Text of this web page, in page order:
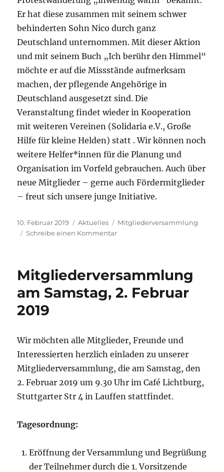
Er hat diese zusammen mit seinem schwer
behinderten Sohn Nico durch ganz
Deutschland unternommen. Mit dieser Aktion
und mit seinem Buch „Ich berühr den Himmel“
möchte er auf die Missstände aufmerksam
machen, der pflegende Angehörige in
Deutschland ausgesetzt sind. Die
Veranstaltung findet wieder in Kooperation
mit weiteren Vereinen (Solidaria e.V., Große
Hilfe für kleine Helden) statt . Wir können noch
weitere Helfer*innen für die Planung und
Organisation im Vorfeld gebrauchen. Auch über
neue Mitglieder – gerne auch Fördermitglieder
– freut sich unsere junge Initiative.
Veröffentlicht
am
10. Februar 2019 Kategorien
Aktuelles Schlagwörter
Mitgliederversammlung
Schreibe einen Kommentarzu
Mitgliederversammlung
am Samstag, 2. Februar
2019
Wir möchten alle Mitglieder, Freunde und
Interessierten herzlich einladen zu unserer
Mitgliederversammlung, die am Samstag, den
2. Februar 2019 um 9.30 Uhr im Café Lichtburg,
Stuttgarter Str 4 in Lauffen stattfindet.
Tagesordnung:
Eröffnung der Versammlung und Begrüßung
der Teilnehmer durch die 1. Vorsitzende